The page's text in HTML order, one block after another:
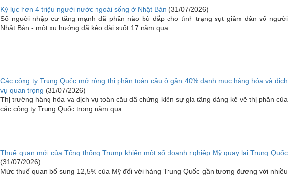
Kỷ lục hơn 4 triệu người nước ngoài sống ở Nhật Bản (31/07/2026)
Số người nhập cư tăng mạnh đã phần nào bù đắp cho tình trạng sụt giảm dân số người
Nhật Bản - một xu hướng đã kéo dài suốt 17 năm qua...
Các công ty Trung Quốc mở rộng thị phần toàn cầu ở gần 40% danh mục hàng hóa và dịch
vụ quan trọng (31/07/2026)
Thị trường hàng hóa và dịch vụ toàn cầu đã chứng kiến sự gia tăng đáng kể về thị phần của
các công ty Trung Quốc trong năm qua...
Thuế quan mới của Tổng thống Trump khiến một số doanh nghiệp Mỹ quay lại Trung Quốc
(31/07/2026)
Mức thuế quan bổ sung 12,5% của Mỹ đối với hàng Trung Quốc gần tương đương với nhiều